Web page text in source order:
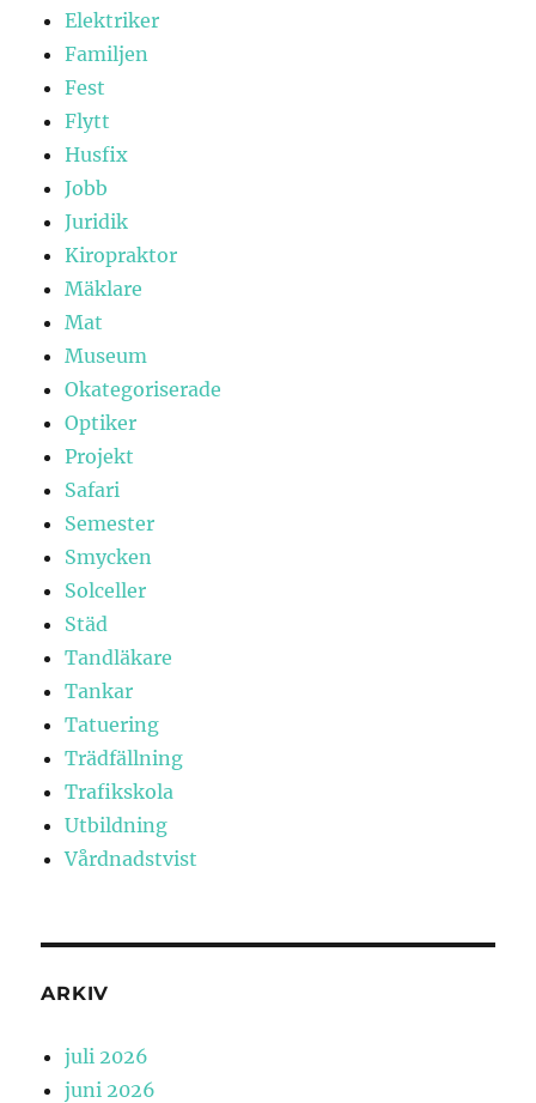
Elektriker
Familjen
Fest
Flytt
Husfix
Jobb
Juridik
Kiropraktor
Mäklare
Mat
Museum
Okategoriserade
Optiker
Projekt
Safari
Semester
Smycken
Solceller
Städ
Tandläkare
Tankar
Tatuering
Trädfällning
Trafikskola
Utbildning
Vårdnadstvist
ARKIV
juli 2026
juni 2026